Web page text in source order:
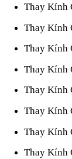
Thay Kính
Thay Kính
Thay Kính
Thay Kính
Thay Kính
Thay Kính
Thay Kính
Thay Kính